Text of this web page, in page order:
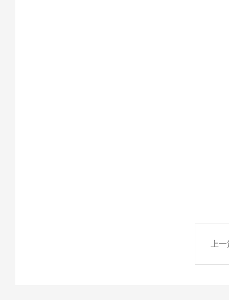
上